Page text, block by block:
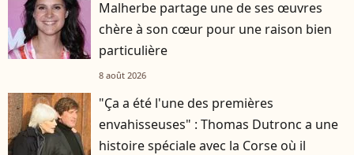
Malherbe partage une de ses œuvres
chère à son cœur pour une raison bien
particulière
8 août 2026
"Ça a été l'une des premières
envahisseuses" : Thomas Dutronc a une
histoire spéciale avec la Corse où il